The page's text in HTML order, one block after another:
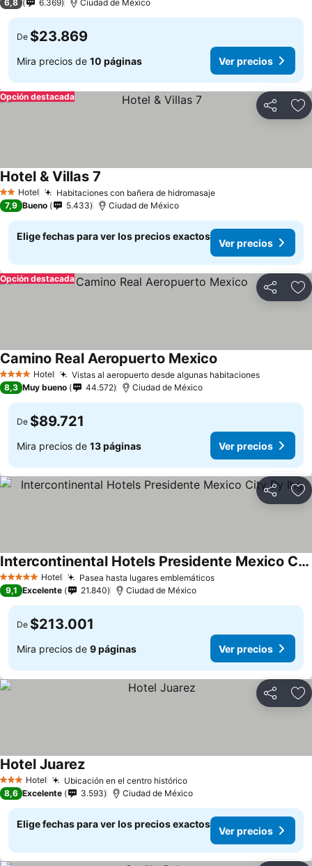
6,8 6.369 Ciudad de México
De $23.869
Mira precios de 10 páginas Ver precios
Compartir
Opción destacada
2 Estrellas
Hotel Habitaciones con bañera de hidromasaje
Hotel & Villas 7
7,9 Bueno 5.433 Ciudad de México
Elige fechas para ver los precios exactos
Ver precios
Compartir
Opción destacada
4 EstrellasHotel Vistas al aeropuerto desde algunas habitaciones
Camino Real Aeropuerto Mexico
8,3 Muy bueno 44.572 Ciudad de México
De $89.721
Mira precios de 13 páginas Ver precios
Compartir
5 Estrellas Hotel Pasea hasta lugares emblemáticos
Intercontinental Hotels Presidente Mexico City By Ihg
9,1 Excelente 21.840 Ciudad de México
De $213.001
Mira precios de 9 páginas Ver precios
Compartir
3 Estrellas
Hotel Ubicación en el centro histórico
Hotel Juarez
8,6 Excelente 3.593 Ciudad de México
Elige fechas para ver los precios exactos
Ver precios